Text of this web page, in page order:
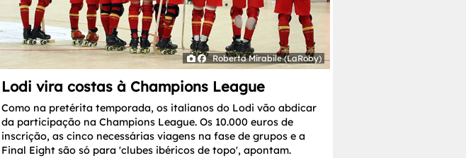
Roberta Mirabile (LaRoby)
Lodi vira costas à Champions League
Como na pretérita temporada, os italianos do Lodi vão abdicar
da participação na Champions League. Os 10.000 euros de
inscrição, as cinco necessárias viagens na fase de grupos e a
Final Eight são só para 'clubes ibéricos de topo', apontam.